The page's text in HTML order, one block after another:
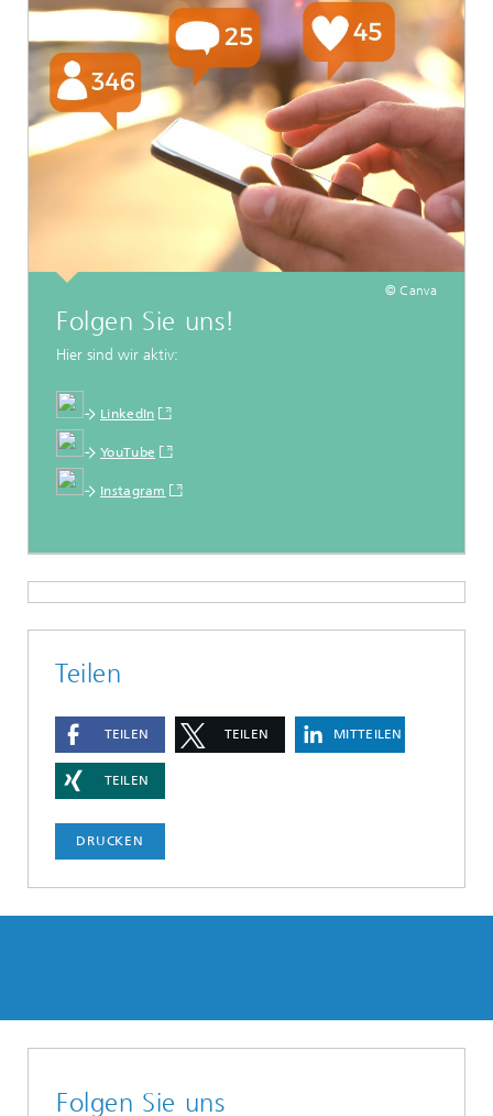
© Canva
Folgen Sie uns!
Hier sind wir aktiv:
LinkedIn
YouTube
Instagram
Teilen
TEILEN TEILEN MITTEILEN
TEILEN
DRUCKEN
Folgen Sie uns